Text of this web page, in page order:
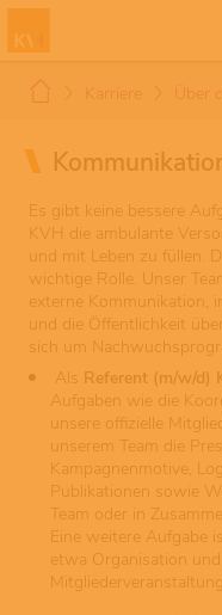
Karriere Über
Es gibt keine bessere
KVH die ambulante
und mit Leben zu füllen.
wichtige Rolle. Unser
externe Kommunikation,
und die Öffentlichkeit
sich um
Als Referent (m/w/d)
Aufgaben wie die
unsere offizielle
unserem Team die
Kampagnenmotive,
Publikationen sowie
Team oder in
Eine weitere Aufgabe
etwa Organisation